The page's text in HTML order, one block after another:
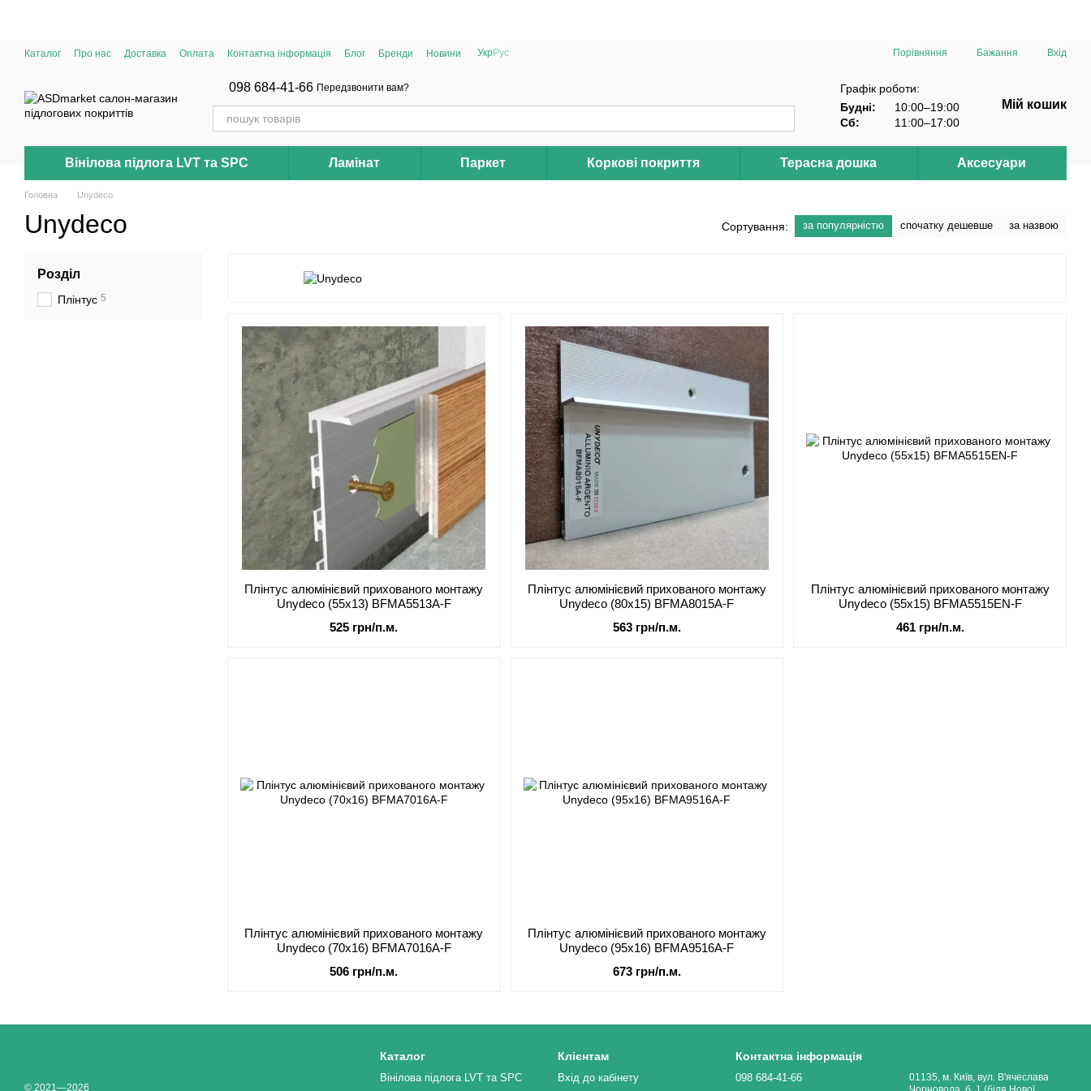
Каталог Про нас Доставка Оплата Контактна інформація Блог Бренди Новини УкрРус Порівняння Бажання Вхід
098 684-41-66 Передзвонити вам?
Графік роботи:
Будні:
10:00–19:00
Сб:
11:00–17:00
Мій кошик
Вінілова підлога LVT та SPC Ламінат Паркет Коркові покриття Терасна дошка Аксесуари
Головна Unydeco
Unydeco Сортування: за популярністю спочатку дешевше за назвою
Плінтус алюмінієвий прихованого монтажу
Unydeco (55x13) BFMA5513A-F
525 грн/п.м.
Плінтус алюмінієвий прихованого монтажу
Unydeco (80х15) BFMA8015A-F
563 грн/п.м.
Плінтус алюмінієвий прихованого монтажу
Unydeco (55x15) BFMA5515EN-F
461 грн/п.м.
Плінтус алюмінієвий прихованого монтажу
Unydeco (70x16) BFMA7016A-F
506 грн/п.м.
Плінтус алюмінієвий прихованого монтажу
Unydeco (95x16) BFMA9516A-F
673 грн/п.м.
Розділ
Плінтус 5
© 2021—2026
Каталог
Вінілова підлога LVT та SPC
Клієнтам
Вхід до кабінету
Контактна інформація
098 684-41-66
01135, м. Київ, вул. В'ячеслава